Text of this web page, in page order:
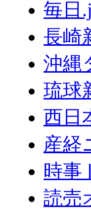
毎日
長崎
沖縄
琉球
西日
産経
時事
読売